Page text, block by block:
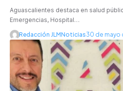
Aguascalientes destaca en salud
Emergencias, Hospital…
Redacción JLMNoticias30 de mayo